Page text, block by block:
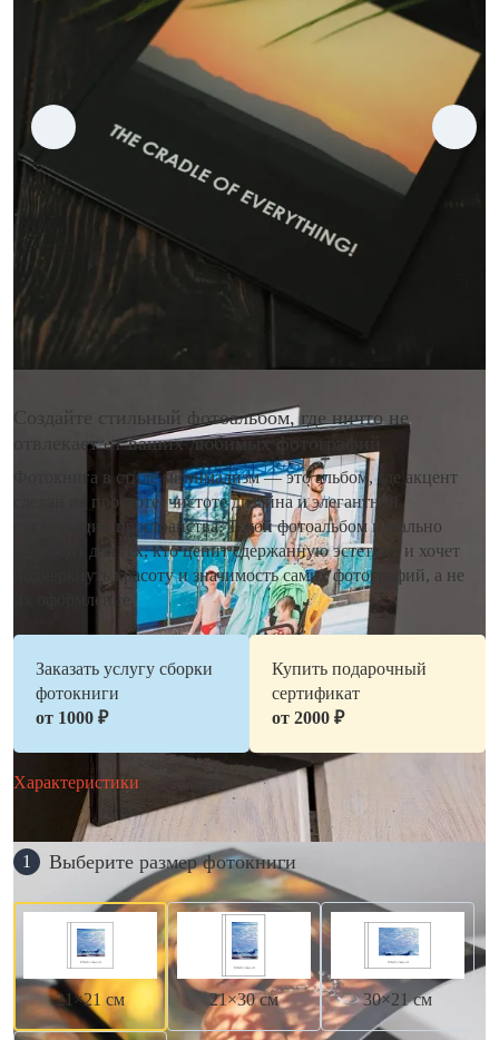
Создайте стильный фотоальбом, где ничто не
отвлекает от ваших любимых фотографий
Фотокнига в стиле минимализм — это альбом, где акцент
сделан на простоте, чистоте дизайна и элегантной
организации пространства. Такой фотоальбом идеально
подходит для тех, кто ценит сдержанную эстетику и хочет
подчеркнуть красоту и значимость самих фотографий, а не
их оформление.
Заказать услугу сборки
фотокниги
от 1000 ₽
Купить подарочный
сертификат
от 2000 ₽
Характеристики
1 Выберите размер фотокниги
21×21 см 21×30 см 30×21 см